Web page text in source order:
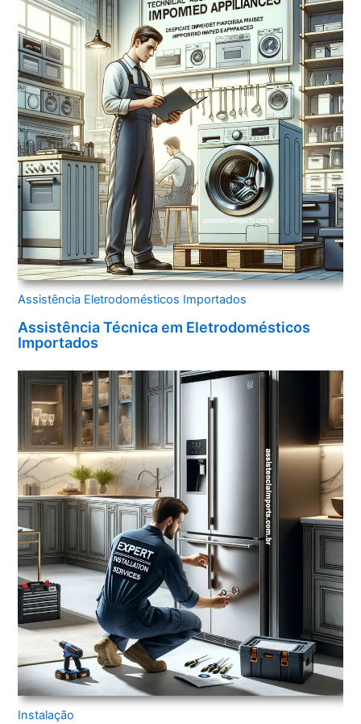
Assistência Eletrodomésticos Importados
Assistência Técnica em Eletrodomésticos
Importados
Instalação